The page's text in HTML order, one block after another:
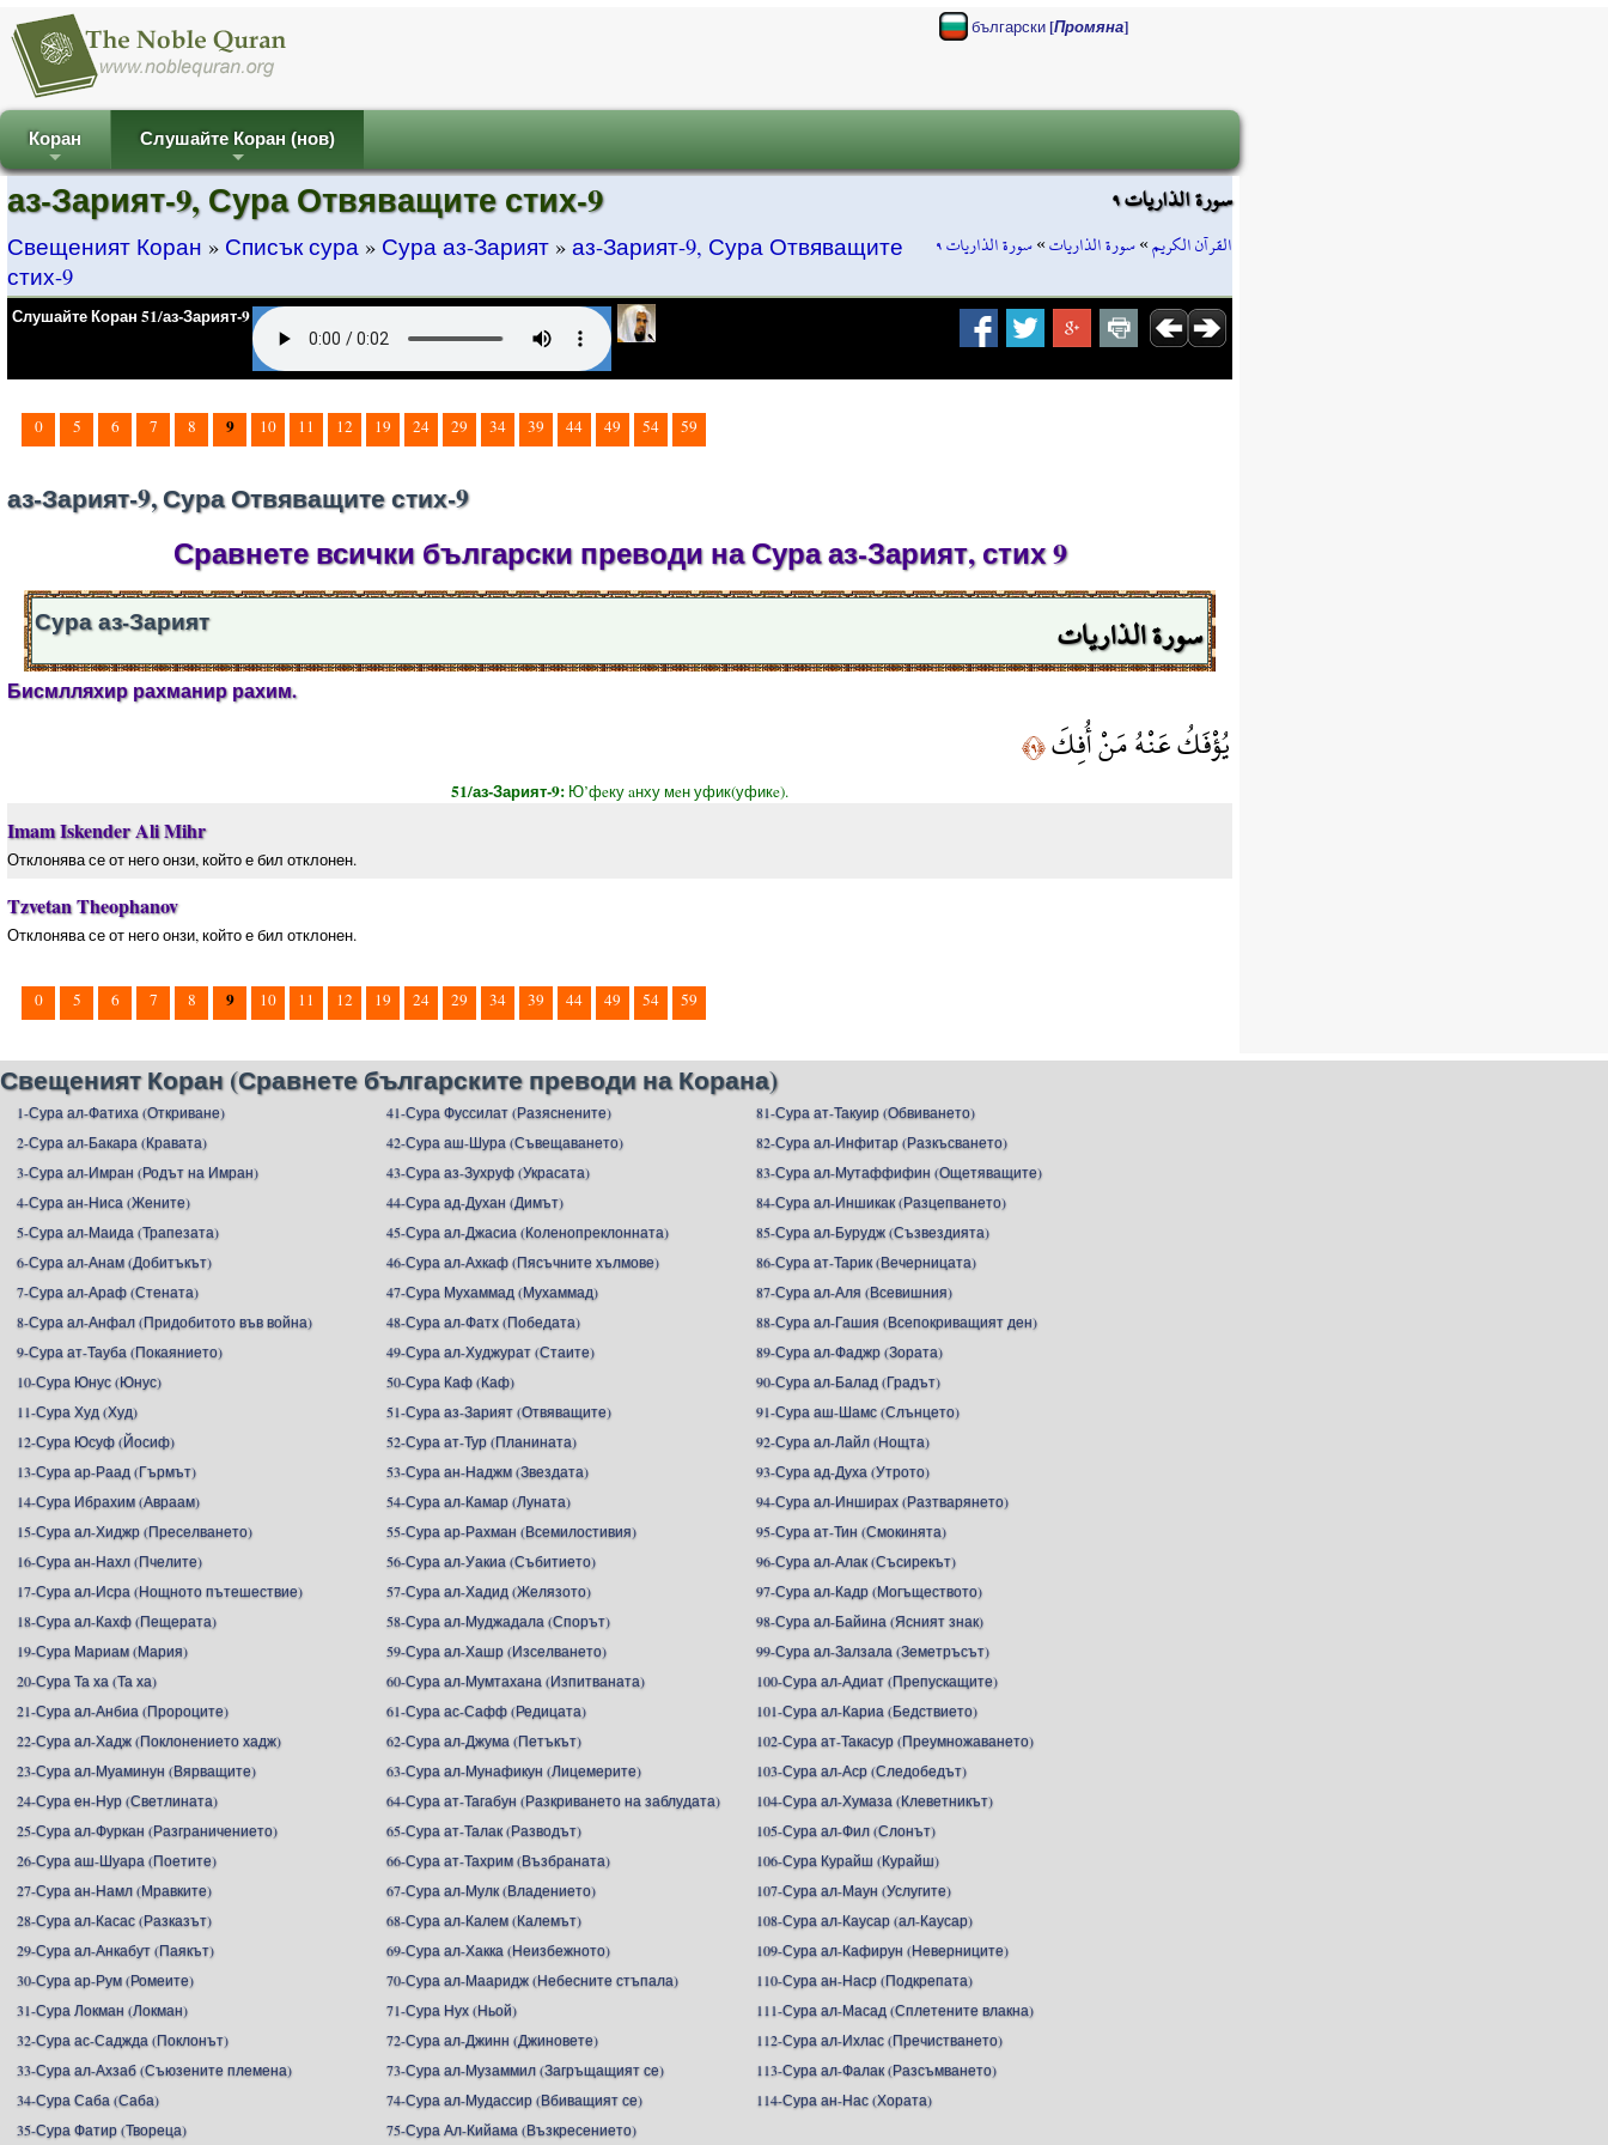
български[Промяна]
+
Коран
+
Слушайте Коран (нов)
سورة الذاريات ٩
القرآن الكريم»سورة الذاريات»سورة الذاريات ٩
аз-Зарият-9, Сура Отвяващите стих-9
Свещеният Коран » Списък сура » Сура аз-Зарият » аз-Зарият-9, Сура Отвяващите
стих-9
Слушайте Коран 51/аз-Зарият-9
0 5 6 7 8 9 10 11 12 19 24 29 34 39 44 49 54 59
аз-Зарият-9, Сура Отвяващите стих-9
Сравнете всички български преводи на Сура аз-Зарият, стих 9
سورة الذاريات Сура аз-Зарият
Бисмлляхир рахманир рахим.
يُؤْفَكُ عَنْهُ مَنْ أُفِكَ﴿٩﴾
51/аз-Зарият-9: Ю’фeку aнху мeн уфик(уфикe).
Imam Iskender Ali Mihr
Отклонява се от него онзи, който е бил отклонен.
Tzvetan Theophanov
Отклонява се от него онзи, който е бил отклонен.
0 5 6 7 8 9 10 11 12 19 24 29 34 39 44 49 54 59
Свещеният Коран (Сравнете българските преводи на Корана)
1-Сура ал-Фатиха (Откриване)
2-Сура ал-Бакара (Кравата)
3-Сура ал-Имран (Родът на Имран)
4-Сура ан-Ниса (Жените)
5-Сура ал-Маида (Трапезата)
6-Сура ал-Анам (Добитъкът)
7-Сура ал-Араф (Стената)
8-Сура ал-Анфал (Придобитото във война)
9-Сура ат-Тауба (Покаянието)
10-Сура Юнус (Юнус)
11-Сура Худ (Худ)
12-Сура Юсуф (Йосиф)
13-Сура ар-Раад (Гърмът)
14-Сура Ибрахим (Авраам)
15-Сура ал-Хиджр (Преселването)
16-Сура ан-Нахл (Пчелите)
17-Сура ал-Исра (Нощното пътешествие)
18-Сура ал-Кахф (Пещерата)
19-Сура Мариам (Мария)
20-Сура Та ха (Та ха)
21-Сура ал-Анбиа (Пророците)
22-Сура ал-Хадж (Поклонението хадж)
23-Сура ал-Муаминун (Вярващите)
24-Сура ен-Нур (Светлината)
25-Сура ал-Фуркан (Разграничението)
26-Сура аш-Шуара (Поетите)
27-Сура ан-Намл (Мравките)
28-Сура ал-Касас (Разказът)
29-Сура ал-Анкабут (Паякът)
30-Сура ар-Рум (Ромеите)
31-Сура Локман (Локман)
32-Сура ас-Саджда (Поклонът)
33-Сура ал-Ахзаб (Съюзените племена)
34-Сура Саба (Саба)
35-Сура Фатир (Твореца)
41-Сура Фуссилат (Разяснените)
42-Сура аш-Шура (Съвещаването)
43-Сура аз-Зухруф (Украсата)
44-Сура ад-Духан (Димът)
45-Сура ал-Джасиа (Коленопреклонната)
46-Сура ал-Ахкаф (Пясъчните хълмове)
47-Сура Мухаммад (Мухаммад)
48-Сура ал-Фатх (Победата)
49-Сура ал-Худжурат (Стаите)
50-Сура Каф (Каф)
51-Сура аз-Зарият (Отвяващите)
52-Сура ат-Тур (Планината)
53-Сура ан-Наджм (Звездата)
54-Сура ал-Камар (Луната)
55-Сура ар-Рахман (Всемилостивия)
56-Сура ал-Уакиа (Събитието)
57-Сура ал-Хадид (Желязото)
58-Сура ал-Муджадала (Спорът)
59-Сура ал-Хашр (Изселването)
60-Сура ал-Мумтахана (Изпитваната)
61-Сура ас-Сафф (Редицата)
62-Сура ал-Джума (Петъкът)
63-Сура ал-Мунафикун (Лицемерите)
64-Сура ат-Тагабун (Разкриването на заблудата)
65-Сура ат-Талак (Разводът)
66-Сура ат-Тахрим (Възбраната)
67-Сура ал-Мулк (Владението)
68-Сура ал-Калем (Калемът)
69-Сура ал-Хакка (Неизбежното)
70-Сура ал-Мааридж (Небесните стъпала)
71-Сура Нух (Ньой)
72-Сура ал-Джинн (Джиновете)
73-Сура ал-Музаммил (Загръщащият се)
74-Сура ал-Мудассир (Вбиващият се)
75-Сура Ал-Кийама (Възкресението)
81-Сура ат-Такуир (Обвиването)
82-Сура ал-Инфитар (Разкъсването)
83-Сура ал-Мутаффифин (Ощетяващите)
84-Сура ал-Иншикак (Разцепването)
85-Сура ал-Бурудж (Съзвездията)
86-Сура ат-Тарик (Вечерницата)
87-Сура ал-Аля (Всевишния)
88-Сура ал-Гашия (Всепокриващият ден)
89-Сура ал-Фаджр (Зората)
90-Сура ал-Балад (Градът)
91-Сура аш-Шамс (Слънцето)
92-Сура ал-Лайл (Нощта)
93-Сура ад-Духа (Утрото)
94-Сура ал-Инширах (Разтварянето)
95-Сура ат-Тин (Смокинята)
96-Сура ал-Алак (Съсирекът)
97-Сура ал-Кадр (Могъществото)
98-Сура ал-Байина (Ясният знак)
99-Сура ал-Залзала (Земетръсът)
100-Сура ал-Адиат (Препускащите)
101-Сура ал-Кариа (Бедствието)
102-Сура ат-Такасур (Преумножаването)
103-Сура ал-Аср (Следобедът)
104-Сура ал-Хумаза (Клеветникът)
105-Сура ал-Фил (Слонът)
106-Сура Курайш (Курайш)
107-Сура ал-Маун (Услугите)
108-Сура ал-Каусар (ал-Каусар)
109-Сура ал-Кафирун (Неверниците)
110-Сура ан-Наср (Подкрепата)
111-Сура ал-Масад (Сплетените влакна)
112-Сура ал-Ихлас (Пречистването)
113-Сура ал-Фалак (Разсъмването)
114-Сура ан-Нас (Хората)